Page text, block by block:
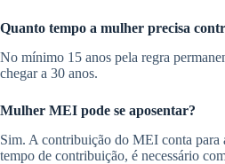
Quanto tempo a mulher precisa
No mínimo 15 anos pela regra
chegar a 30 anos.
Mulher MEI pode se aposentar?
Sim. A contribuição do MEI conta para
tempo de contribuição, é necessário